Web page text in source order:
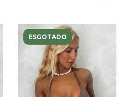
ESGOTADO